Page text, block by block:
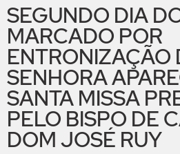
SEGUNDO DIA
MARCADO POR
ENTRONIZAÇÃO
SENHORA
SANTA MISSA
PELO BISPO DE
DOM JOSÉ RUY